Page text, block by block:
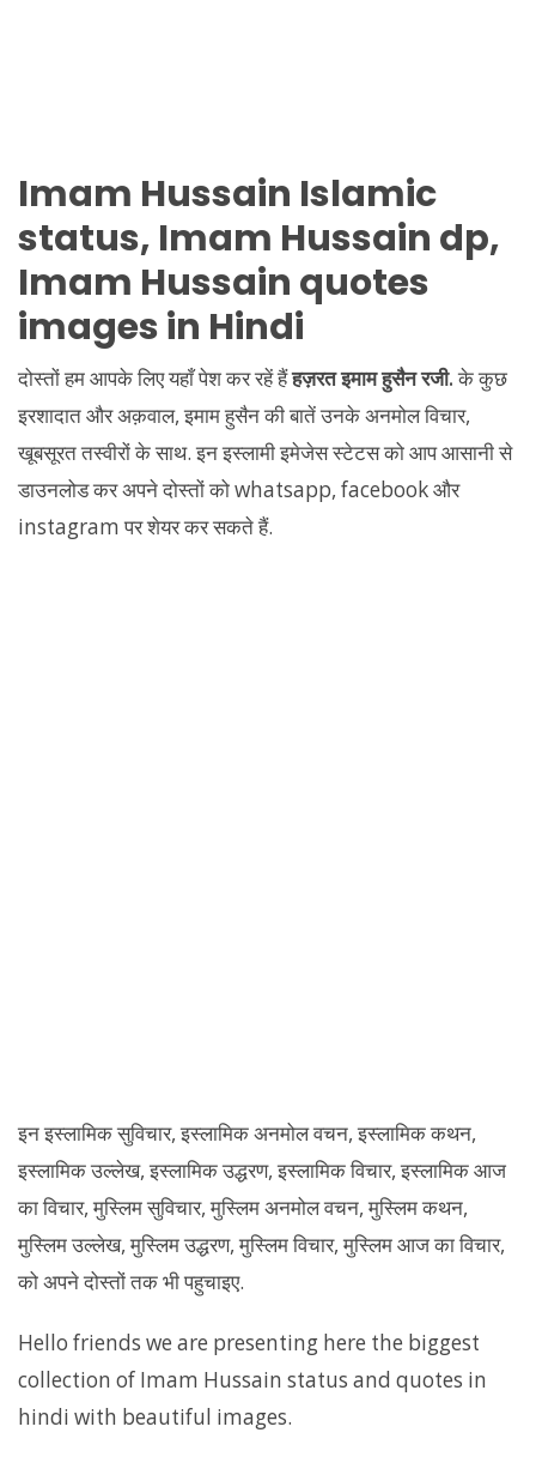
Imam Hussain Islamic
status, Imam Hussain dp,
Imam Hussain quotes
images in Hindi
दोस्तों हम आपके लिए यहाँ पेश कर रहें हैंहज़रत इमाम हुसैन रजी.के कुछ
इरशादात और अक़वाल, इमाम हुसैन की बातें उनके अनमोल विचार,
खूबसूरत तस्वीरों के साथ. इन इस्लामी इमेजेस स्टेटस को आप आसानी से
डाउनलोड कर अपने दोस्तों को whatsapp, facebook और
instagram पर शेयर कर सकते हैं.
इन इस्लामिक सुविचार, इस्लामिक अनमोल वचन, इस्लामिक कथन,
इस्लामिक उल्लेख, इस्लामिक उद्धरण, इस्लामिक विचार, इस्लामिक आज
का विचार, मुस्लिम सुविचार, मुस्लिम अनमोल वचन, मुस्लिम कथन,
मुस्लिम उल्लेख, मुस्लिम उद्धरण, मुस्लिम विचार, मुस्लिम आज का विचार,
को अपने दोस्तों तक भी पहुचाइए.
Hello friends we are presenting here the biggest
collection of Imam Hussain status and quotes in
hindi with beautiful images.